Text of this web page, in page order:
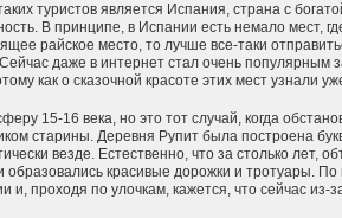
туристов является Испания, страна с
В принципе, в Испании есть немало мест,
райское место, то лучше все-таки
даже в интернет стал очень популярным
как о сказочной красоте этих мест узнали
15-16 века, но это тот случай, когда
старины. Деревня Рупит была построена
везде. Естественно, что за столько лет,
образовались красивые дорожки и тротуары.
и, проходя по улочкам, кажется, что сейчас из-